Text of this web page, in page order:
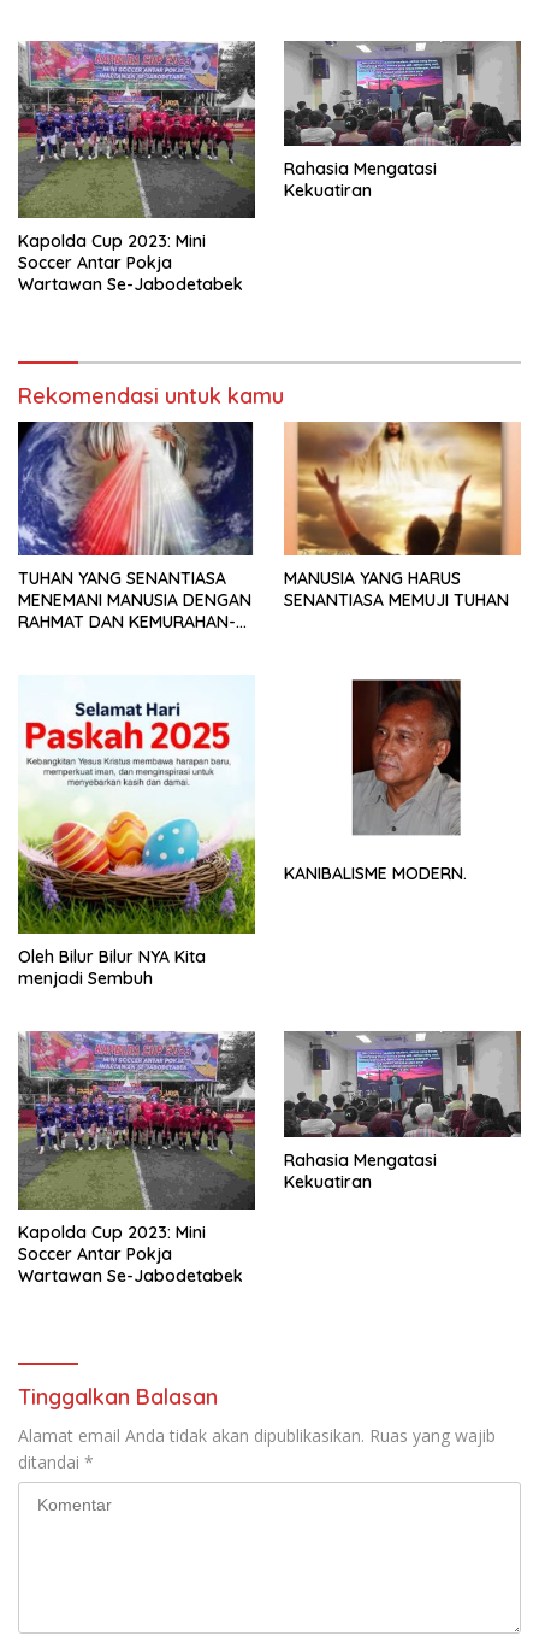
Kapolda Cup 2023: Mini
Soccer Antar Pokja
Wartawan Se-Jabodetabek
Rahasia Mengatasi
Kekuatiran
Rekomendasi untuk kamu
TUHAN YANG SENANTIASA
MENEMANI MANUSIA DENGAN
RAHMAT DAN KEMURAHAN-
MANUSIA YANG HARUS
SENANTIASA MEMUJI TUHAN
Oleh Bilur Bilur NYA Kita
menjadi Sembuh
KANIBALISME MODERN.
Kapolda Cup 2023: Mini
Soccer Antar Pokja
Wartawan Se-Jabodetabek
Rahasia Mengatasi
Kekuatiran
Tinggalkan Balasan
Alamat email Anda tidak akan dipublikasikan. Ruas yang wajib
ditandai *